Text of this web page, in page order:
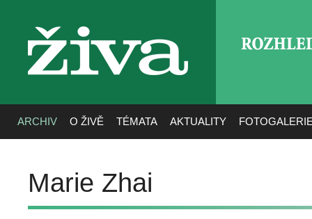
živa
ARCHIV O ŽIVĚ TÉMATA AKTUALITY
Marie Zhai